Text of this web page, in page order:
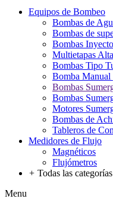
Equipos de Bombeo
Bombas de
Bombas de
Bombas
Multietapas
Bombas Tipo
Bomba Manual
Bombas
Bombas
Motores
Bombas de
Tableros de
Medidores de Flujo
Magnéticos
Flujómetros
+ Todas las categorías
Menu